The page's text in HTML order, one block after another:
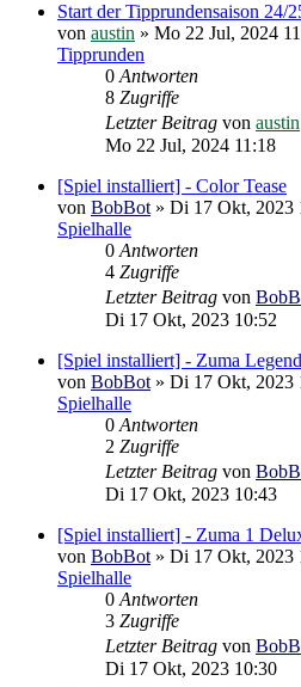
Start der Tipprundensaison 24/
von austin » Mo 22 Jul, 2024
Tipprunden
0Antworten
8 Zugriffe
Letzter Beitrag von austin
Mo 22 Jul, 2024 11:18
[Spiel installiert] - Color Tease
von BobBot» Di 17 Okt, 2023
Spielhalle
0Antworten
4 Zugriffe
Letzter Beitrag von
Di 17 Okt, 2023 10:52
[Spiel installiert] - Zuma Legend
von BobBot» Di 17 Okt, 2023
Spielhalle
0Antworten
2 Zugriffe
Letzter Beitrag von
Di 17 Okt, 2023 10:43
[Spiel installiert] - Zuma 1
von BobBot» Di 17 Okt, 2023
Spielhalle
0Antworten
3 Zugriffe
Letzter Beitrag von
Di 17 Okt, 2023 10:30